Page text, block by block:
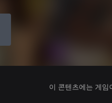
이 콘텐츠에는 게임